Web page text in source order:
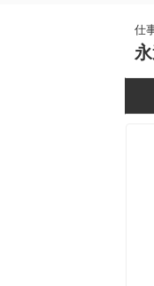
仕